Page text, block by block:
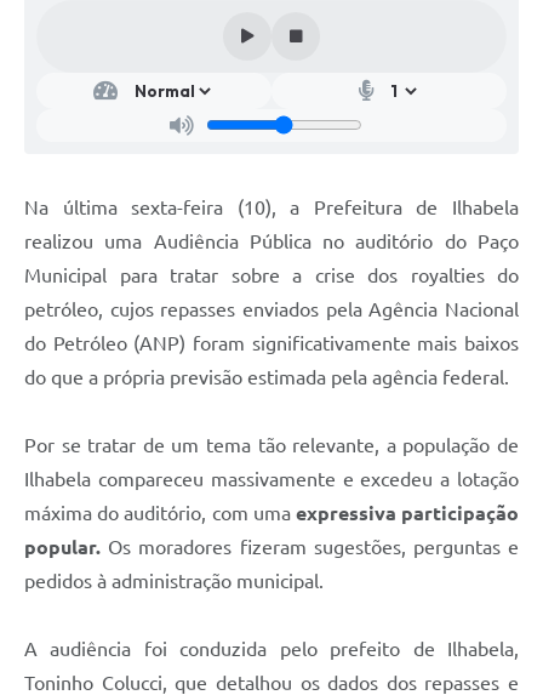
Na última sexta-feira (10), a Prefeitura de Ilhabela
realizou uma Audiência Pública no auditório do Paço
Municipal para tratar sobre a crise dos royalties do
petróleo, cujos repasses enviados pela Agência Nacional
do Petróleo (ANP) foram significativamente mais baixos
do que a própria previsão estimada pela agência federal.
Por se tratar de um tema tão relevante, a população de
Ilhabela compareceu massivamente e excedeu a lotação
máxima do auditório, com uma expressiva participação
popular. Os moradores fizeram sugestões, perguntas e
pedidos à administração municipal.
A audiência foi conduzida pelo prefeito de Ilhabela,
Toninho Colucci, que detalhou os dados dos repasses e